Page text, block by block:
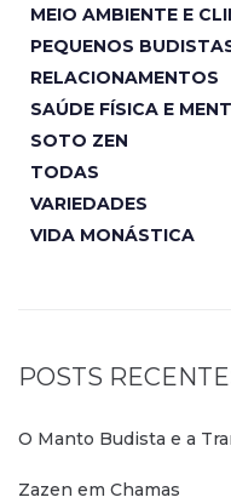
MEIO AMBIENTE E
PEQUENOS
RELACIONAMENTOS
SAÚDE FÍSICA E
SOTO ZEN
TODAS
VARIEDADES
VIDA MONÁSTICA
POSTS
O Manto Budista e a
Zazen em Chamas